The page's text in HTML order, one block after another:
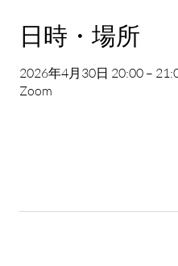
日時・場所
2026年4月30日 20:00 –
Zoom